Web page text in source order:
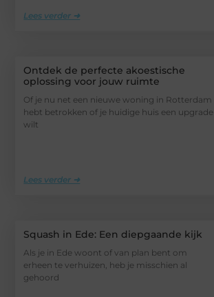
Lees verder ➜
Ontdek de perfecte akoestische
oplossing voor jouw ruimte
Of je nu net een nieuwe woning in Rotterdam
hebt betrokken of je huidige huis een upgrade
wilt
Lees verder ➜
Squash in Ede: Een diepgaande kijk
Als je in Ede woont of van plan bent om
erheen te verhuizen, heb je misschien al
gehoord